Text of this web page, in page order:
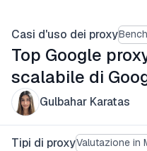
Casi d'uso dei proxy
Top Google
scalabile di
Gulbahar Karatas
Tipi di proxyValutazione in